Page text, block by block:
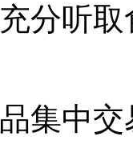
分听
集中